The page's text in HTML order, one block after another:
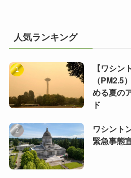
人気ランキング
【ワシン
（PM2.5
める夏の
ド
ワシント
緊急事態